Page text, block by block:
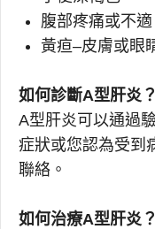
腹部疼痛或不適
黃疸–皮膚或眼
如何診斷A型肝炎？
A型肝炎可以通過
症狀或您認為受到
聯絡。
如何治療A型肝炎？